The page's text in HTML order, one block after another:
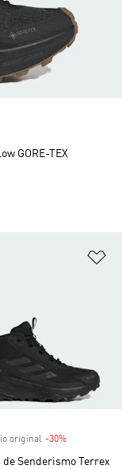
original -30%
Senderismo Terrex
GORE-TEX